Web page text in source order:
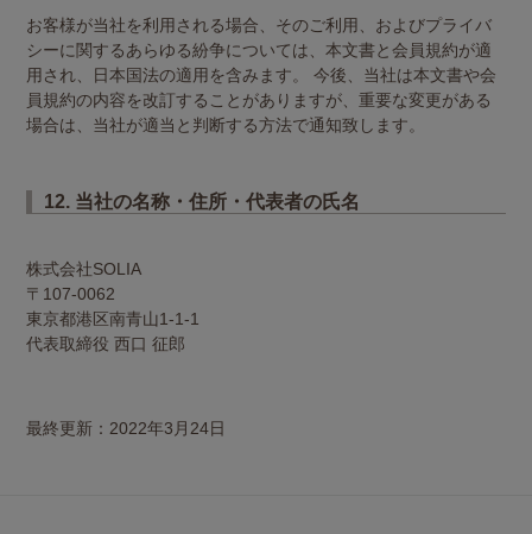
お客様が当社を利用される場合、そのご利用、およびプライバ
シーに関するあらゆる紛争については、本文書と会員規約が適
用され、日本国法の適用を含みます。 今後、当社は本文書や会
員規約の内容を改訂することがありますが、重要な変更がある
場合は、当社が適当と判断する方法で通知致します。
12. 当社の名称・住所・代表者の氏名
株式会社SOLIA
〒107-0062
東京都港区南青山1-1-1
代表取締役 西口 征郎
最終更新：2022年3月24日